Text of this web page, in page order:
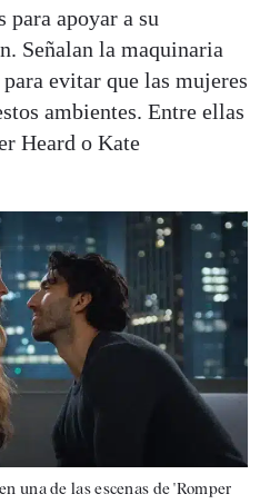
para apoyar a su
Señalan la maquinaria
evitar que las mujeres
ambientes. Entre ellas
Heard o Kate
una de las escenas de 'Romper